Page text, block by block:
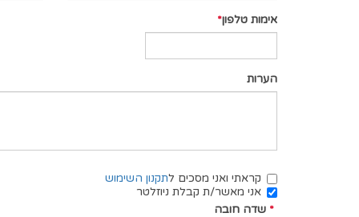
אימות טלפון
הערות
קראתי ואני מסכים לתקנון השימוש
אני מאשר/ת קבלת ניוזלטר
* שדה חובה